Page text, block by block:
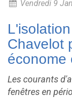
Vendredi 9
Chavelot
économe
Les courants
fenêtres en